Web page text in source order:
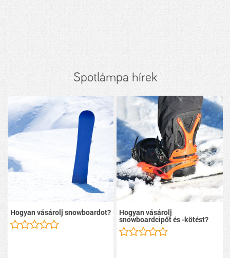
Spotlámpa hírek
Hogyan vásárolj snowboardot? Hogyan vásárolj
snowboardcipőt és -kötést?